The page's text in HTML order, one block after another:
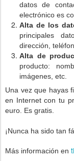
datos de
electrónico es
Alta de los
principales
dirección,
Alta de
producto:
imágenes, etc.
Una vez que hayas
en Internet con tu
euro. Es gratis.
¡Nunca ha sido tan
Más información en